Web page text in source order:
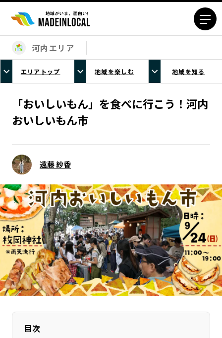
エリアから探す
北海道エリア
青森エリア
岩手エリア
宮城エリア
秋田エリア
山形エリア
福島エリア
栃木エリア
群馬エリア
埼玉エリア
東京23区エリア
神奈川エリア
新潟エリア
富山エリア
石川エリア
福井エリア
山梨エリア
長野エリア
岐阜エリア
静岡エリア
愛知エリア
三重エリア
滋賀エリア
京都エリア
大阪市エリア
北摂エリア
堺・泉州エリア
河内エリア
兵庫エリア
奈良エリア
河内エリア
エリアトップ 地域を楽しむ 地域を知る
「おいしいもん」を食べに行こう！河内
おいしいもん市
遠藤 紗香
目次